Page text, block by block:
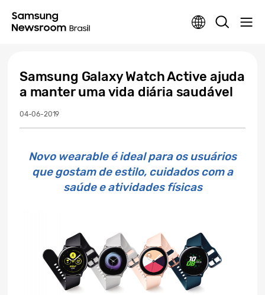
Samsung Galaxy Watch Active ajuda
a manter uma vida diária saudável
04-06-2019
Novo wearable é ideal para os usuários
que gostam de estilo, cuidados com a
saúde e atividades físicas